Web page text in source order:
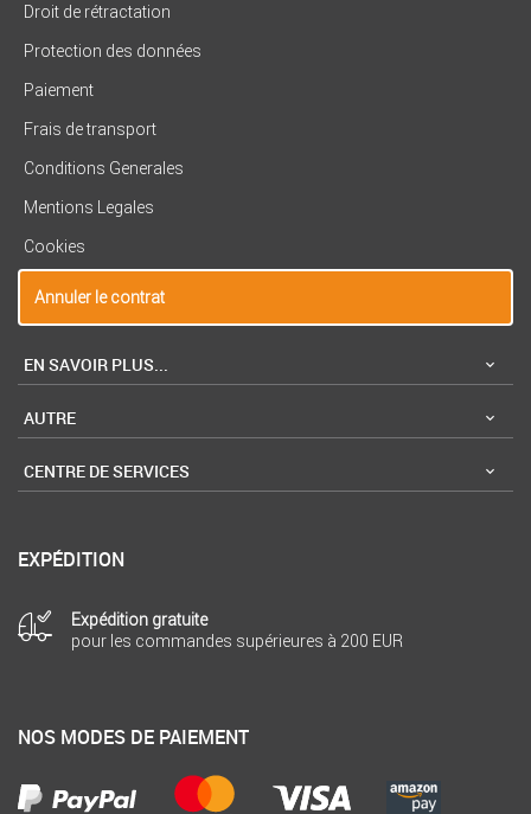
Droit de rétractation
Protection des données
Paiement
Frais de transport
Conditions Generales
Mentions Legales
Cookies
Annuler le contrat
EN SAVOIR PLUS...
AUTRE
CENTRE DE SERVICES
EXPÉDITION
Expédition gratuite
pour les commandes supérieures à 200 EUR
NOS MODES DE PAIEMENT